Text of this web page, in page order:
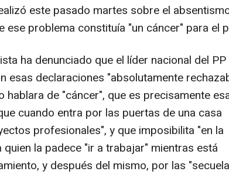
este pasado martes sobre el
ese problema constituía "un cáncer" para el
ha denunciado que el líder nacional del PP
esas declaraciones "absolutamente
hablara de "cáncer", que es precisamente
cuando entra por las puertas de una casa
profesionales", y que imposibilita "en la
la padece "ir a trabajar" mientras está
y después del mismo, por las